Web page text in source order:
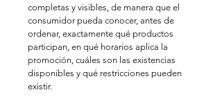
completas y visibles, de manera que el
consumidor pueda conocer, antes de
ordenar, exactamente qué productos
participan, en qué horarios aplica la
promoción, cuáles son las existencias
disponibles y qué restricciones pueden
existir.